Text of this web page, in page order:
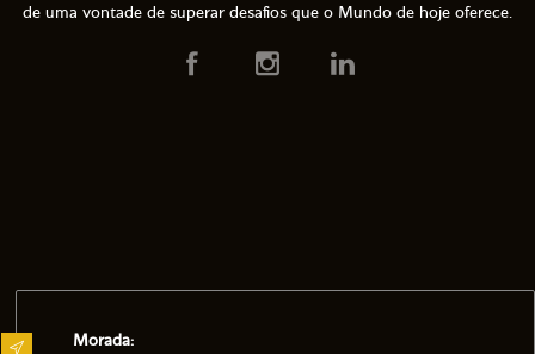
de uma vontade de superar desafios que o Mundo de hoje oferece.
Morada: